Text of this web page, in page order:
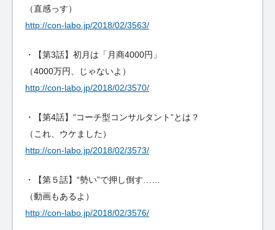
（直感っす）
http://con-labo.jp/2018/02/3563/
・【第3話】初月は「月商4000円」
（4000万円、じゃないよ）
http://con-labo.jp/2018/02/3570/
・【第4話】“コーチ型コンサルタント”とは？
（これ、ウケました）
http://con-labo.jp/2018/02/3573/
・【第５話】“勢い”で押し倒す……
（動画もあるよ）
http://con-labo.jp/2018/02/3576/